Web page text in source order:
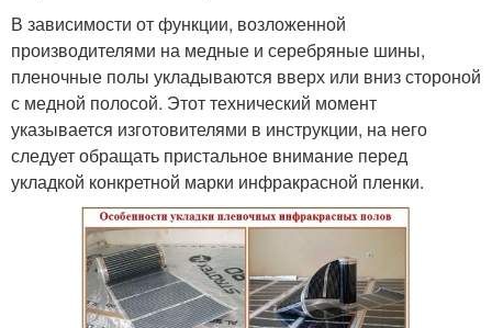
В зависимости от функции, возложенной
производителями на медные и серебряные шины,
пленочные полы укладываются вверх или вниз стороной
с медной полосой. Этот технический момент
указывается изготовителями в инструкции, на него
следует обращать пристальное внимание перед
укладкой конкретной марки инфракрасной пленки.